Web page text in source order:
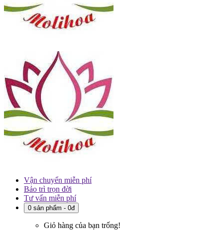
Vận chuyển miễn phí
Bảo trì trọn đời
Tư vấn miễn phí
0 sản phẩm - 0đ
Giỏ hàng của bạn trống!